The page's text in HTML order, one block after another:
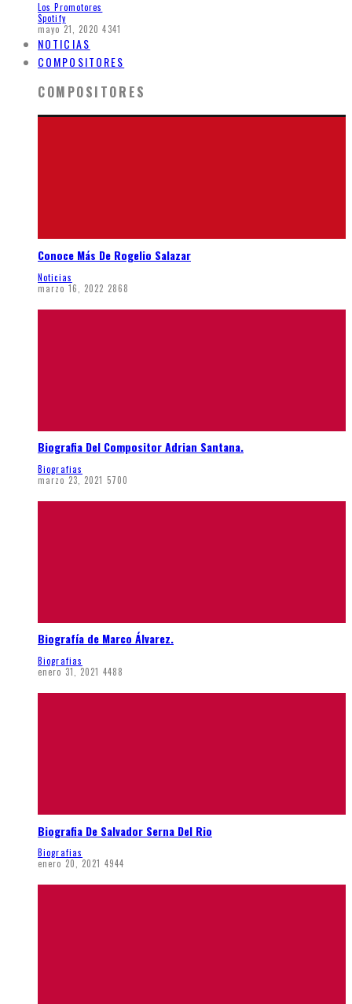
Los Promotores
Spotify
mayo 21, 2020 4341
NOTICIAS
COMPOSITORES
COMPOSITORES
Conoce Más De Rogelio Salazar
Noticias
marzo 16, 2022 2868
Biografia Del Compositor Adrian Santana.
Biografias
marzo 23, 2021 5700
Biografía de Marco Álvarez.
Biografias
enero 31, 2021 4488
Biografia De Salvador Serna Del Rio
Biografias
enero 20, 2021 4944